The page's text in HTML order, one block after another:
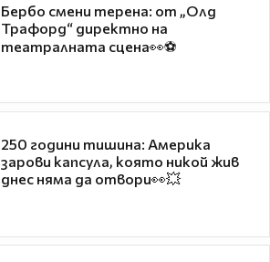
Бербо смени терена: от „Олд
Трафорд“ директно на
театралната сцена👀⚽
250 години тишина: Америка
зарови капсула, която никой жив
днес няма да отвори👀💥